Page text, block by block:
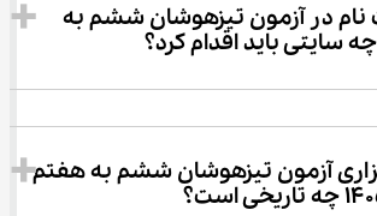
نام در آزمون تیزهوشان ششم به
سایتی باید اقدام کرد؟
آزمون تیزهوشان ششم به هفتم